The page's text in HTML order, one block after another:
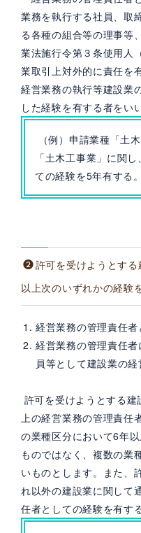
業務を執行する社員、取
る各種の組合等の理事等
業法施行令第３条使用人
業取引上対外的に責任を
経営業務の執行等建設業
した経験を有する者をい
（例）申請業種「土
「土木工事業」に関
ての経験を5年有する。
許可を受けようとす
以上次のいずれかの経験
経営業務の管理責任
経営業務の管理責任
員等として建設業の
許可を受けようとする
上の経営業務の管理責任
の業種区分において6年
ものではなく、複数の業
いものとします。また、
れ以外の建設業に関して
任者としての経験を有す